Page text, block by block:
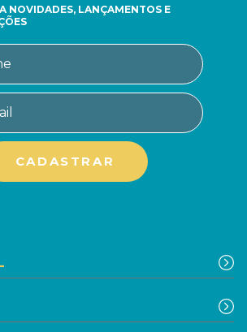
NOVIDADES, LANÇAMENTOS E